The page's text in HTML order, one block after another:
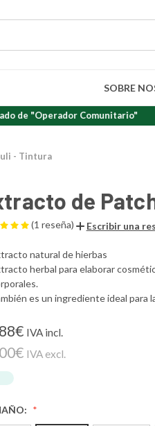
SOBRE
Comunitario"
- Tintura
de
(1 reseña) Escribir una
natural de hierbas
herbal para elaborar
es un ingrediente ideal para
IVA incl.
IVA excl.